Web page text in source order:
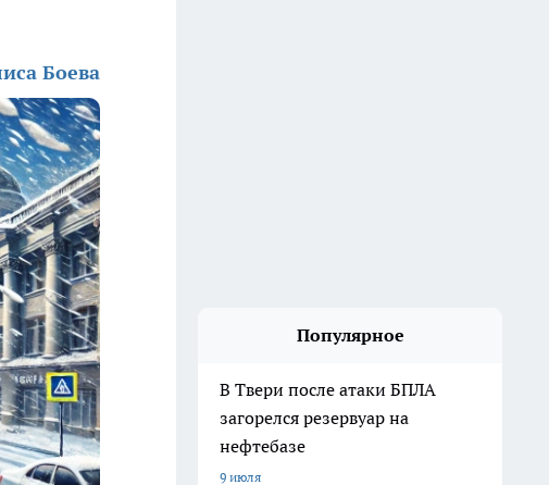
Боева
Популярное
В Твери после атаки БПЛА
загорелся резервуар на
нефтебазе
9 июля